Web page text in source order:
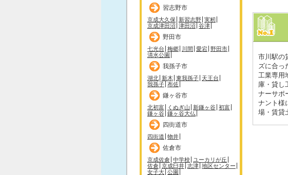
習志野市
京成大久保 新習志野 実籾
京成津田沼 津田沼 谷津
野田市
七光台 梅郷 川間 愛宕 野田市
清水公園
我孫子市
湖北 新木 東我孫子 天王台
我孫子 布佐
鎌ヶ谷市
北初富 くぬぎ山 新鎌ヶ谷 初富
鎌ヶ谷 鎌ヶ谷大仏
四街道市
四街道 物井
佐倉市
京成佐倉 中学校
ユーカリが丘
佐倉 京成臼井 志津 地区センター
女子大 公園
市川駅の
ズに合っ
工業専用
庫・貸し
ナーサポ
ナント様
場・賃貸